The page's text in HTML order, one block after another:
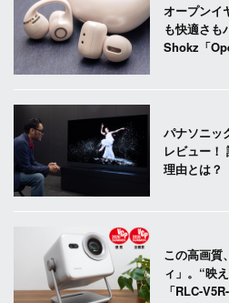
オープンイ
も快適さも
Shokz「
パナソニッ
レビュー！
理由とは？
この高画質
ィ」。“映
「RLC-